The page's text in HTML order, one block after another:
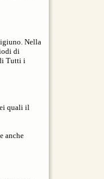
Nella
di
Tutti i
quali il
anche